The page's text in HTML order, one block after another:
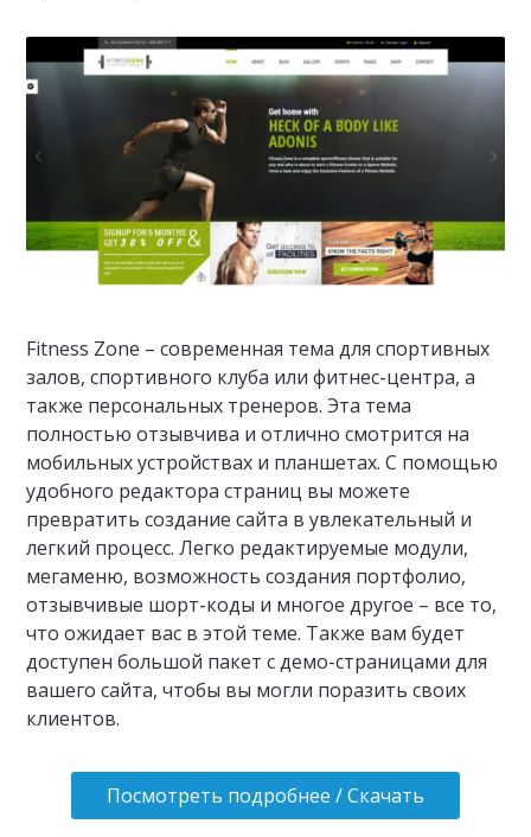
Fitness Zone – современная тема для спортивных
залов, спортивного клуба или фитнес-центра, а
также персональных тренеров. Эта тема
полностью отзывчива и отлично смотрится на
мобильных устройствах и планшетах. С помощью
удобного редактора страниц вы можете
превратить создание сайта в увлекательный и
легкий процесс. Легко редактируемые модули,
мегаменю, возможность создания портфолио,
отзывчивые шорт-коды и многое другое – все то,
что ожидает вас в этой теме. Также вам будет
доступен большой пакет с демо-страницами для
вашего сайта, чтобы вы могли поразить своих
клиентов.
Посмотреть подробнее / Скачать